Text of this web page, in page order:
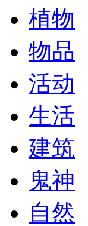
植物
物品
活动
生活
建筑
鬼神
自然